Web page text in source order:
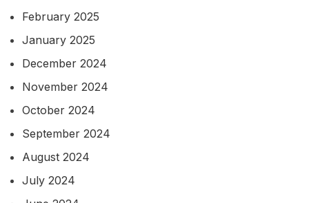
February 2025
January 2025
December 2024
November 2024
October 2024
September 2024
August 2024
July 2024